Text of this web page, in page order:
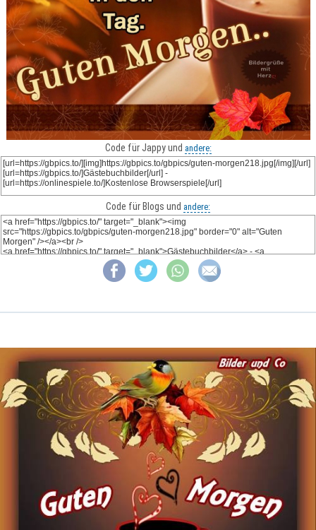
Code für Jappy und andere:
Code für Blogs und andere: